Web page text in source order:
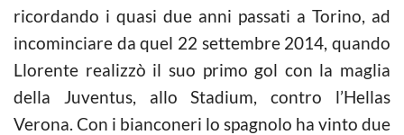
ricordando i quasi due anni passati a Torino, ad
incominciare da quel 22 settembre 2014, quando
Llorente realizzò il suo primo gol con la maglia
della Juventus, allo Stadium, contro l’Hellas
Verona. Con i bianconeri lo spagnolo ha vinto due